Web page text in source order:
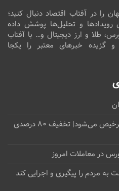
را در آفتاب اقتصاد دنبال کنید؛
رویدادها و تحلیل‌ها پوشش داده
طلا و ارز دیجیتال و… با آفتاب
و گزیده خبرهای معتبر را یکجا
کانتینرهای ایرانی در بندر کراچی ترخیص می‌شود| تخفیف ۸۰ درصدی
مردم را پیگیری و اجرایی کند